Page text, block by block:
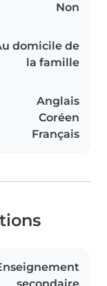
Non
domicile de
la famille
Anglais
Coréen
Français